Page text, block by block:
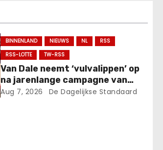
BINNENLAND NIEUWS NL
RSS
RSS-LOTTE
TW-RSS
Van Dale neemt ‘vulvalippen’ op
na jarenlange campagne van
Dolle Mina.
Aug 7, 2026 De Dagelijkse Standaard